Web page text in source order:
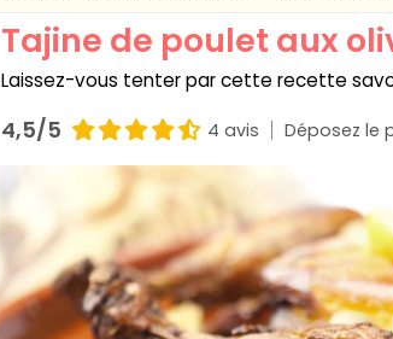
Tajine de poulet aux
Laissez-vous tenter par cette recette
4,5/5 4 avis Déposez le